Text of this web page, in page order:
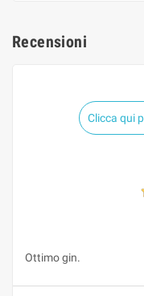
Recensioni
Clicca qui
Ottimo gin.